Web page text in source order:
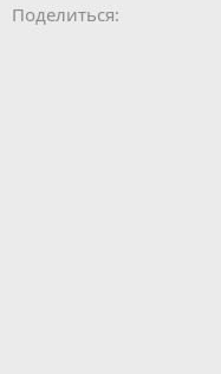
Поделиться: